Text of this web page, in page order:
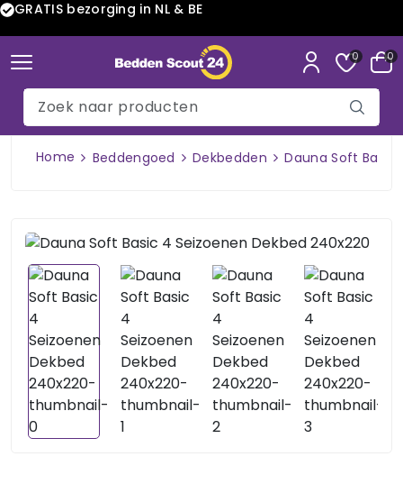
GRATIS bezorging in NL & BE
0 0
Home Beddengoed Dekbedden Dauna Soft Basic